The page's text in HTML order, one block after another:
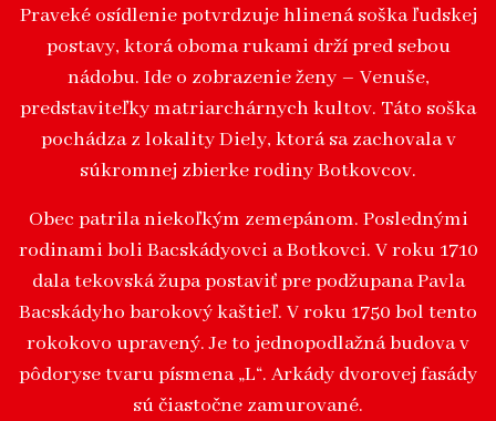
Praveké osídlenie potvrdzuje hlinená soška ľudskej
postavy, ktorá oboma rukami drží pred sebou
nádobu. Ide o zobrazenie ženy – Venuše,
predstaviteľky matriarchárnych kultov. Táto soška
pochádza z lokality Diely, ktorá sa zachovala v
súkromnej zbierke rodiny Botkovcov.
Obec patrila niekoľkým zemepánom. Poslednými
rodinami boli Bacskádyovci a Botkovci. V roku 1710
dala tekovská župa postaviť pre podžupana Pavla
Bacskádyho barokový kaštieľ. V roku 1750 bol tento
rokokovo upravený. Je to jednopodlažná budova v
pôdoryse tvaru písmena „L“. Arkády dvorovej fasády
sú čiastočne zamurované.